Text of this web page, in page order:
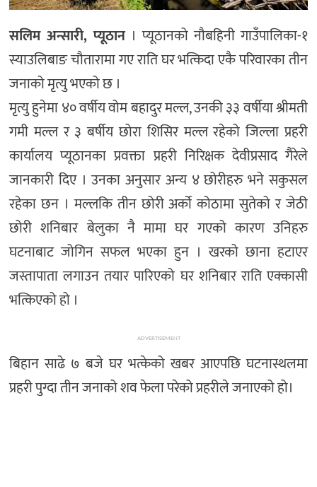
सलिम अन्सारी, प्यूठान। प्यूठानको नौबहिनी गाउँपालिका-१
स्याउलिबाङ चौतारामा गए राति घर भत्किदा एकै परिवारका तीन
जनाको मृत्यु भएको छ ।
मृत्यु हुनेमा ४० वर्षीय वोम बहादुर मल्ल, उनकी ३३ वर्षीया श्रीमती
गमी मल्ल र ३ बर्षीय छोरा शिसिर मल्ल रहेको जिल्ला प्रहरी
कार्यालय प्यूठानका प्रवक्ता प्रहरी निरिक्षक देवीप्रसाद गैरेले
जानकारी दिए । उनका अनुसार अन्य ४ छोरीहरु भने सकुसल
रहेका छन । मल्लकि तीन छोरी अर्काे कोठामा सुतेको र जेठी
छोरी शनिबार बेलुका नै मामा घर गएको कारण उनिहरु
घटनाबाट जोगिन सफल भएका हुन । खरको छाना हटाएर
जस्तापाता लगाउन तयार पारिएको घर शनिबार राति एक्कासी
भत्किएको हो ।
ADVERTISEMENT
बिहान साढे ७ बजे घर भत्केको खबर आएपछि घटनास्थलमा
प्रहरी पुग्दा तीन जनाको शव फेला परेको प्रहरीले जनाएको हो।